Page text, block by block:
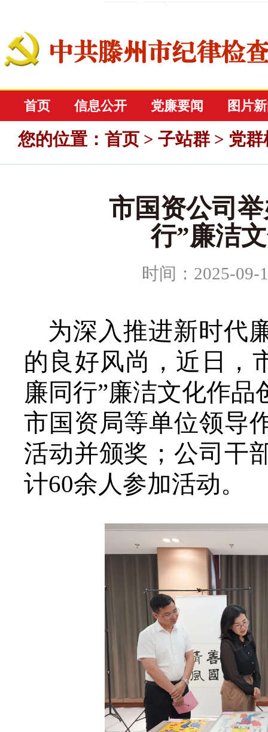
首页 信息公开 党廉要闻 图片
您的位置 ： 首页 > 子站群 > 党群
市国资公司
行”廉洁
时间：2025-09-
为深入推进新时代
的良好风尚，近日，
廉同行”廉洁文化作
市国资局等单位领导
活动并颁奖；公司干
计60余人参加活动。